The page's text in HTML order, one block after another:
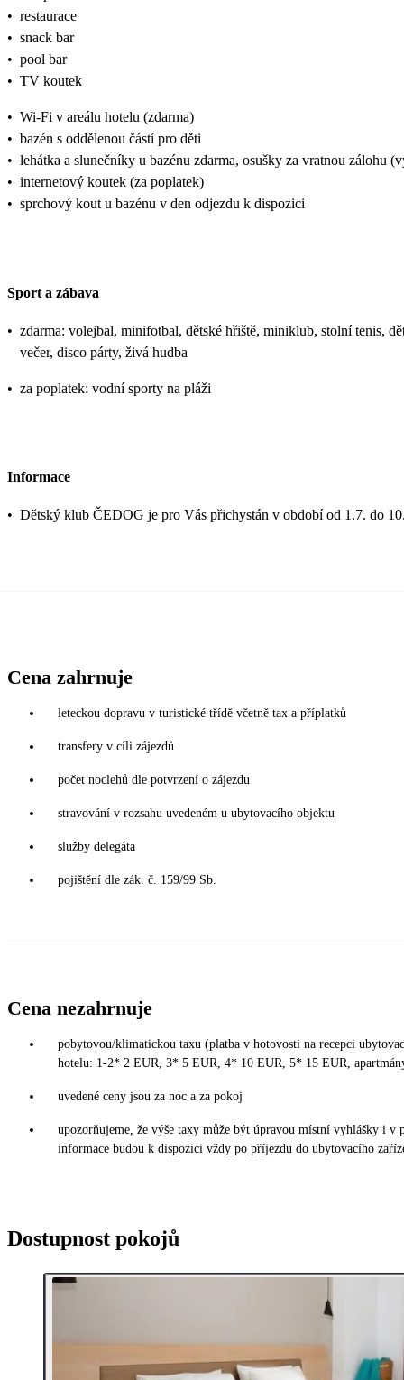
• restaurace
• snack bar
• pool bar
• TV koutek
• Wi-Fi v areálu hotelu (zdarma)
• bazén s oddělenou částí pro děti
• lehátka a slunečníky u bazénu zdarma, osušky za vratnou zálohu
• internetový koutek (za poplatek)
• sprchový kout u bazénu v den odjezdu k dispozici
Sport a zábava
• zdarma: volejbal, minifotbal, dětské hřiště, miniklub, stolní tenis,
večer, disco párty, živá hudba
• za poplatek: vodní sporty na pláži
Informace
• Dětský klub ČEDOG je pro Vás přichystán v období od 1.7. do
Cena zahrnuje
leteckou dopravu v turistické třídě včetně tax a příplatků
transfery v cíli zájezdů
počet noclehů dle potvrzení o zájezdu
stravování v rozsahu uvedeném u ubytovacího objektu
služby delegáta
pojištění dle zák. č. 159/99 Sb.
Cena nezahrnuje
pobytovou/klimatickou taxu (platba v hotovosti na recepci
hotelu: 1-2* 2 EUR, 3* 5 EUR, 4* 10 EUR, 5* 15 EUR,
uvedené ceny jsou za noc a za pokoj
upozorňujeme, že výše taxy může být úpravou místní vyhlášky i v
informace budou k dispozici vždy po příjezdu do ubytovacího
Dostupnost pokojů